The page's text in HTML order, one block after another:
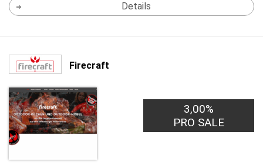
Details
Firecraft
3,00%
PRO SALE